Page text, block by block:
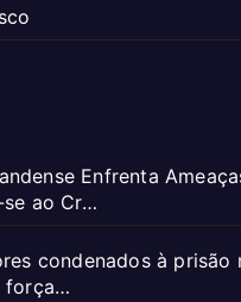
Enfrenta
ao Cr…
condenados à prisão
força…